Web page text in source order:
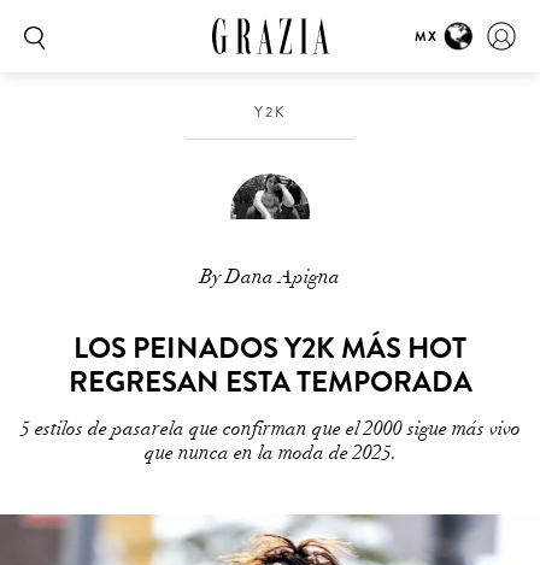
MX
Y2K
By Dana Apigna
LOS PEINADOS Y2K MÁS HOT
REGRESAN ESTA TEMPORADA
5 estilos de pasarela que confirman que el 2000 sigue más vivo
que nunca en la moda de 2025.